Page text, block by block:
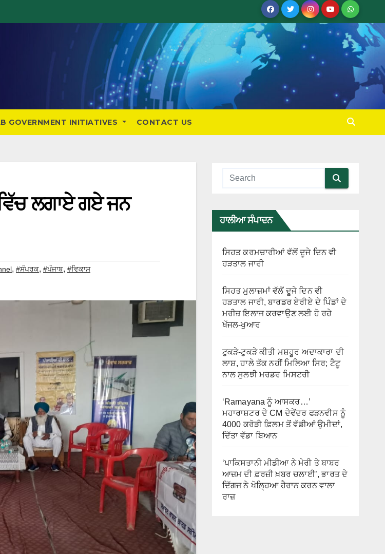
GOVERNMENT INITIATIVES CONTACT US
ਲਗਾਏ ਗਏ ਜਨ
, #ਸੰਪਰਕ, #ਪੰਜਾਬ, #ਵਿਕਾਸ
ਹਾਲੀਆ ਸੰਪਾਦਨ
ਸਿਹਤ ਕਰਮਚਾਰੀਆਂ ਵੱਲੋਂ ਦੂਜੇ ਦਿਨ ਵੀ
ਹੜਤਾਲ ਜਾਰੀ
ਸਿਹਤ ਮੁਲਾਜ਼ਮਾਂ ਵੱਲੋਂ ਦੂਜੇ ਦਿਨ ਵੀ
ਹੜਤਾਲ ਜਾਰੀ, ਬਾਰਡਰ ਏਰੀਏ ਦੇ ਪਿੰਡਾਂ ਦੇ
ਮਰੀਜ਼ ਇਲਾਜ ਕਰਵਾਉਣ ਲਈ ਹੋ ਰਹੇ
ਖੱਜਲ-ਖੁਆਰ
ਟੁਕੜੇ-ਟੁਕੜੇ ਕੀਤੀ ਮਸ਼ਹੂਰ ਅਦਾਕਾਰਾ ਦੀ
ਲਾਸ਼, ਹਾਲੇ ਤੱਕ ਨਹੀਂ ਮਿਲਿਆ ਸਿਰ; ਟੈਟੂ
ਨਾਲ ਸੁਲਝੀ ਮਰਡਰ ਮਿਸਟਰੀ
‘Ramayana ਨੂੰ ਆਸਕਰ…’
ਮਹਾਰਾਸ਼ਟਰ ਦੇ CM ਦੇਵੇਂਦਰ ਫੜਨਵੀਸ ਨੂੰ
4000 ਕਰੋੜੀ ਫ਼ਿਲਮ ਤੋਂ ਵੱਡੀਆਂ ਉਮੀਦਾਂ,
ਦਿੱਤਾ ਵੱਡਾ ਬਿਆਨ
‘ਪਾਕਿਸਤਾਨੀ ਮੀਡੀਆ ਨੇ ਮੇਰੀ ਤੇ ਬਾਬਰ
ਆਜ਼ਮ ਦੀ ਫ਼ਰਜ਼ੀ ਖ਼ਬਰ ਚਲਾਈ’, ਭਾਰਤ ਦੇ
ਦਿੱਗਜ ਨੇ ਖੋਲ੍ਹਿਆ ਹੈਰਾਨ ਕਰਨ ਵਾਲਾ
ਰਾਜ਼